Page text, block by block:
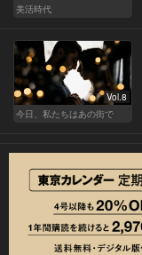
美活時代
Vol.8
今日、私たちはあの街で